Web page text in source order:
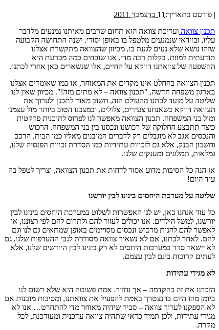
| פורסם בתאריך:11 בדצמבר 2011
תכנון צוואה ועריכת צוואה הוא תחום שרבים מאיתנו נמנעים מלדבר
עליו, ובוודאי שנמנעים מלטפל בו באופן יסודי. ישנה התחושה הקבועה
שזהו נושא שלא נעים לגעת בו, מכיוון שהצוואה מתקשרת אצלנו
תודעתית למוות. בקלות רבה מדי, אנו שוכחים כמה מכרעת היא
ההשפעה של צוואתנו דווקא על החיים, אלו שנשארים כאן אחרי לכתנו.
תכנון הצוואה בהחלט אינו מקדים את המאוחר, או כמו שאומרים אצלנו
בארגון משפחה חדשה, "תכנון צוואה – לא מתים מזה!". מכיוון שאין לנו
שליטה על מועד לכתנו מהעולם הזה, חשוב מאוד לתכנן ולערוך את
הצוואה דווקא כשאנחנו צעירים, צלולים, ובמצבנו הטוב ביותר מול עצמנו
ומול בני המשפחה. תכנון הצוואה מאפשר לנו לפרוס לתוכנית פרקטית
כיצד תתבצע החלוקה של רכושנו ונכסנו בין בני המשפחה. הרכוש
והנכסים אגב לא מוגבלים רק לדברים המובנים מאליו כמו הבית, הרכב
וחשבון הבנק, אלא גם לזכויות עתידיות כמו הסדרת זכויות הפנסיה שלנו,
גמלאות, תמלוגים ומענקים שלנו.
אז הנה כל הסיבות מדוע אסור לדחות את תכנון הצוואה, וצריך לטפל בה
עוד היום!
שליטה על מערכת היחסים בינינו לבין יורשנו
כל עוד אנחנו כאן, יש לנו האפשרות לשלוט במערכת היחסים בינינו לבין
יורשנו, למשל הילדים. אנו יכולים לעזור להם ולתרום להם לפי רצוננו, או
לאפשר להם להנות מרכוש ונכסים מסויימים באופן שמתאים גם לנו וגם
להם. לאחר לכתנו, אם לא נשאיר צוואה מסודרת לגבי ההעדפות שלנו, גם
לא יישאר סדר במערכות היחסים לא רק בינינו לבין היורשים שלנו, אלא
לעתים קרובות בינם לבין עצמם.
לא מגידי עתידות
הזכרנו את זה בהקדמה – אך נחזור. אמת פשוטה היא שלא רשום לנו
ביומן מהו היום בו נצטרך באמת להפעיל את צוואתנו, ומסיבות מובנות אם
לא הספקנו לערוך צוואה – סביר שיהיה מאוחר מדי להתחרט… אנו לא
מגידי עתידות, ולכן תמיד כדאי שתהיה צוואה עדכנית ומעודכנת, לכל
מקרה.